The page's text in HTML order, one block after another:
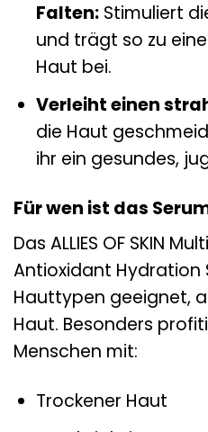
Falten:Stimuliert
und trägt so zu
Haut bei.
Verleiht einen
die Haut
ihr ein gesundes,
Für wen ist das
Das ALLIES OF SKIN
Antioxidant Hydration
Hauttypen geeignet,
Haut. Besonders
Menschen mit:
Trockener Haut